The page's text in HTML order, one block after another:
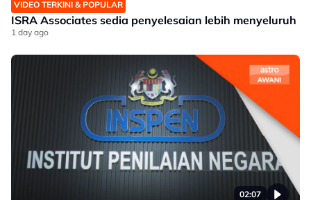
VIDEO TERKINI & POPULAR
ISRA Associates sedia penyelesaian lebih menyeluruh
1 day ago
02:07